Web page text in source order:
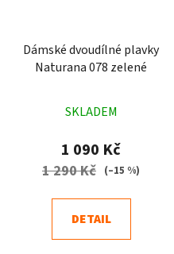
Dámské dvoudílné plavky
Naturana 078 zelené
hodnocení
produktu
je
5
SKLADEM
1 090 Kč
1 290 Kč (–15 %)
DETAIL